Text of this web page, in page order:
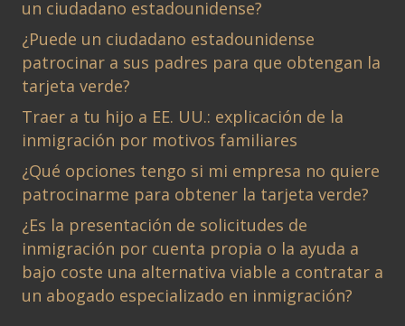
un ciudadano estadounidense?
¿Puede un ciudadano estadounidense
patrocinar a sus padres para que obtengan la
tarjeta verde?
Traer a tu hijo a EE. UU.: explicación de la
inmigración por motivos familiares
¿Qué opciones tengo si mi empresa no quiere
patrocinarme para obtener la tarjeta verde?
¿Es la presentación de solicitudes de
inmigración por cuenta propia o la ayuda a
bajo coste una alternativa viable a contratar a
un abogado especializado en inmigración?